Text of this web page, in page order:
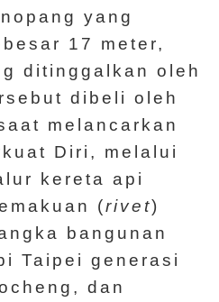
yang
17 meter,
ditinggalkan oleh
dibeli oleh
melancarkan
Diri, melalui
kereta api
(rivet)
bangunan
Taipei generasi
dan